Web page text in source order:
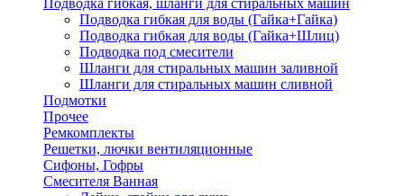
Подводка гибкая, шланги для стиральных машин
Подводка гибкая для воды (Гайка+Гайка)
Подводка гибкая для воды (Гайка+Шлиц)
Подводка под смесители
Шланги для стиральных машин заливной
Шланги для стиральных машин сливной
Подмотки
Прочее
Ремкомплекты
Решетки, лючки вентиляционные
Сифоны, Гофры
Смесителя Ванная